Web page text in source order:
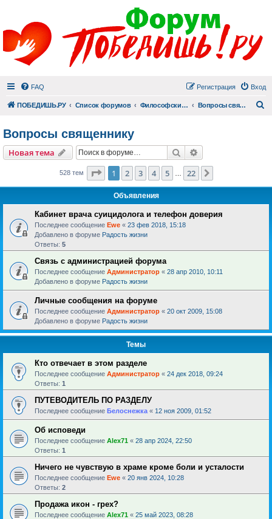
FAQ Вход
Регистрация
ПОБЕДИШЬ.РУ Список форумов Философский раздел Вопросы священнику
Вопросы священнику
Новая тема Поиск
528 тем Страница из 22
1 2 3 4 5 22
Объявления
Кабинет врача суицидолога и телефон доверия
Последнее сообщение Ewe « 23 фев 2018, 15:18
Добавлено в форуме Радость жизни
Ответы: 5
Связь с администрацией форума
Последнее сообщение Администратор « 28 апр 2010, 10:11
Добавлено в форуме Радость жизни
Личные сообщения на форуме
Последнее сообщение Администратор « 20 окт 2009, 15:08
Добавлено в форуме Радость жизни
Темы
Кто отвечает в этом разделе
Последнее сообщение Администратор « 24 дек 2018, 09:24
Ответы: 1
ПУТЕВОДИТЕЛЬ ПО РАЗДЕЛУ
Последнее сообщение Белоснежка « 12 ноя 2009, 01:52
Об исповеди
Последнее сообщение Alex71 « 28 апр 2024, 22:50
Ответы: 1
Ничего не чувствую в храме кроме боли и усталости
Последнее сообщение Ewe « 20 янв 2024, 10:28
Ответы: 2
Продажа икон - грех?
Последнее сообщение Alex71 « 25 май 2023, 08:28